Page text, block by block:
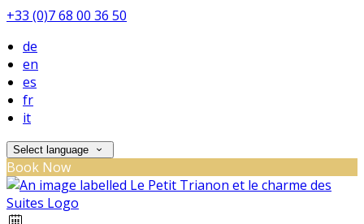
+33 (0)7 68 00 36 50
de
en
es
fr
it
Select language
Book Now